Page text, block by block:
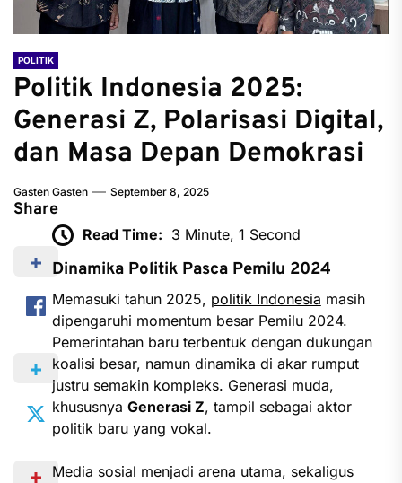
POLITIK
Politik Indonesia 2025:
Generasi Z, Polarisasi Digital,
dan Masa Depan Demokrasi
Gasten Gasten September 8, 2025
Share
Read Time: 3 Minute, 1 Second
Dinamika Politik Pasca Pemilu 2024
Memasuki tahun 2025, politik Indonesia masih
dipengaruhi momentum besar Pemilu 2024.
Pemerintahan baru terbentuk dengan dukungan
koalisi besar, namun dinamika di akar rumput
justru semakin kompleks. Generasi muda,
khususnya Generasi Z, tampil sebagai aktor
politik baru yang vokal.
Media sosial menjadi arena utama, sekaligus